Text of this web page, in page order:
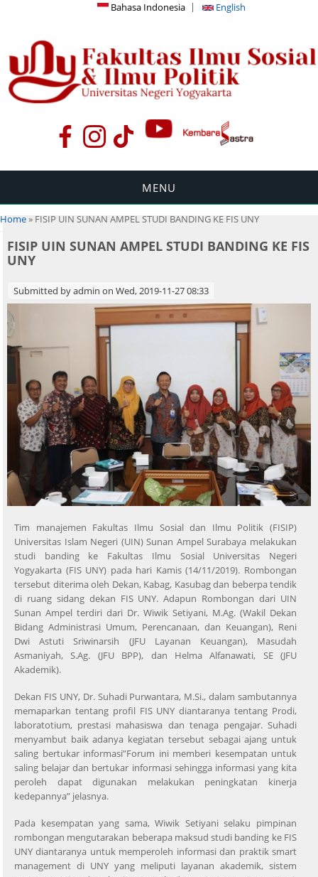
Bahasa Indonesia English
MENU
You are here
Home» FISIP UIN SUNAN AMPEL STUDI BANDING KE FIS UNY
FISIP UIN SUNAN AMPEL STUDI BANDING KE FIS
UNY
Submitted byadmin on Wed, 2019-11-27 08:33
Tim manajemen Fakultas Ilmu Sosial dan Ilmu Politik (FISIP)
Universitas Islam Negeri (UIN) Sunan Ampel Surabaya melakukan
studi banding ke Fakultas Ilmu Sosial Universitas Negeri
Yogyakarta (FIS UNY) pada hari Kamis (14/11/2019). Rombongan
tersebut diterima oleh Dekan, Kabag, Kasubag dan beberpa tendik
di ruang sidang dekan FIS UNY. Adapun Rombongan dari UIN
Sunan Ampel terdiri dari Dr. Wiwik Setiyani, M.Ag. (Wakil Dekan
Bidang Administrasi Umum, Perencanaan, dan Keuangan), Reni
Dwi Astuti Sriwinarsih (JFU Layanan Keuangan), Masudah
Asmaniyah, S.Ag. (JFU BPP), dan Helma Alfanawati, SE (JFU
Akademik).
Dekan FIS UNY, Dr. Suhadi Purwantara, M.Si., dalam sambutannya
memaparkan tentang profil FIS UNY diantaranya tentang Prodi,
laboratotium, prestasi mahasiswa dan tenaga pengajar. Suhadi
menyambut baik adanya kegiatan tersebut sebagai ajang untuk
saling bertukar informasi”Forum ini memberi kesempatan untuk
saling belajar dan bertukar informasi sehingga informasi yang kita
peroleh dapat digunakan melakukan peningkatan kinerja
kedepannya” jelasnya.
Pada kesempatan yang sama, Wiwik Setiyani selaku pimpinan
rombongan mengutarakan beberapa maksud studi banding ke FIS
UNY diantaranya untuk memperoleh informasi dan praktik smart
management di UNY yang meliputi layanan akademik, sistem